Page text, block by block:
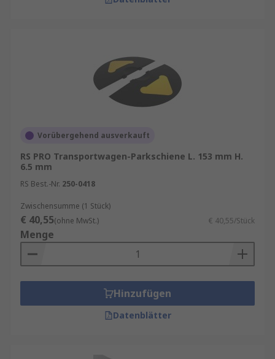
Vorübergehend ausverkauft
RS PRO Transportwagen-Parkschiene L. 153 mm H.
6.5 mm
RS Best.-Nr. 250-0418
Zwischensumme (1 Stück)
€ 40,55(ohne MwSt.) € 40,55/Stück
Menge
Hinzufügen
Datenblätter